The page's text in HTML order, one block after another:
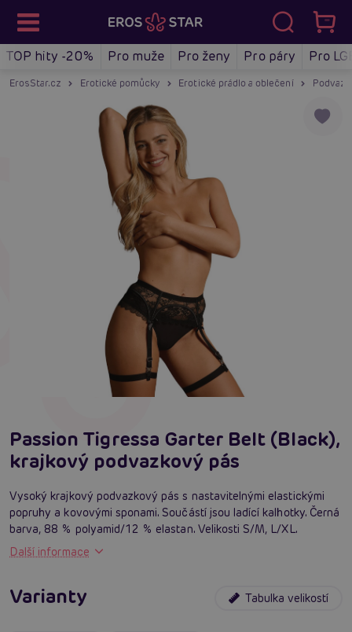
TOP hity -20% Pro muže Pro ženy Pro páry Pro
ErosStar.cz Erotické pomůcky Erotické prádlo a oblečení
Passion Tigressa Garter Belt (Black),
krajkový podvazkový pás
Vysoký krajkový podvazkový pás s nastavitelnými elastickými
popruhy a kovovými sponami. Součástí jsou ladící kalhotky. Černá
barva, 88 % polyamid/12 % elastan. Velikosti S/M, L/XL.
Další informace
Varianty Tabulka velikostí